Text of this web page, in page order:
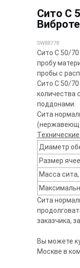
Сито С
SW88778
Сито С 50/
пробу
пробы с
Сито С 50/
количества
поддонами.
Сита
Диаметр
Размер
Масса сита,
Сита
заказчика,
Вы можете
Москве в